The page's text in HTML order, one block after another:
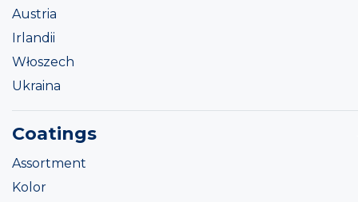
Austria
Irlandii
Włoszech
Ukraina
Coatings
Assortment
Kolor